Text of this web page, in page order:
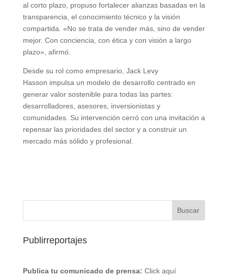
al corto plazo, propuso fortalecer alianzas basadas en la
transparencia, el conocimiento técnico y la visión
compartida. «No se trata de vender más, sino de vender
mejor. Con conciencia, con ética y con visión a largo
plazo», afirmó.
Desde su rol como empresario, Jack Levy
Hasson impulsa un modelo de desarrollo centrado en
generar valor sostenible para todas las partes:
desarrolladores, asesores, inversionistas y
comunidades. Su intervención cerró con una invitación a
repensar las prioridades del sector y a construir un
mercado más sólido y profesional.
Publirreportajes
Publica tu comunicado de prensa: Click aquí